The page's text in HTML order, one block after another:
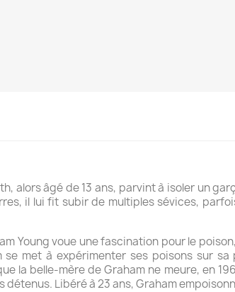
alors âgé de 13 ans, parvint à isoler un
il lui fit subir de multiples sévices,
Young voue une fascination pour le
se met à expérimenter ses poisons sur
la belle-mère de Graham ne meure, en
détenus. Libéré à 23 ans, Graham